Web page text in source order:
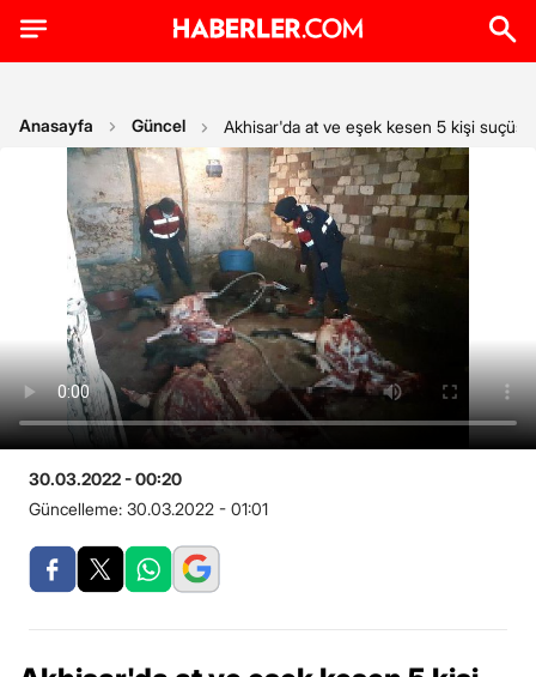
Anasayfa Güncel Akhisar'da at ve eşek kesen 5 kişi
30.03.2022 - 00:20
Güncelleme: 30.03.2022 - 01:01